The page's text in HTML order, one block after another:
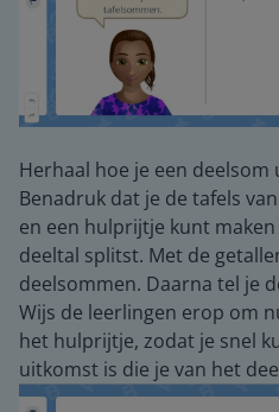
Herhaal hoe je een
Benadruk dat je de tafels
en een hulprijtje kunt
deeltal splitst. Met de
deelsommen. Daarna tel je
Wijs de leerlingen erop om
het hulprijtje, zodat je snel
uitkomst is die je van het